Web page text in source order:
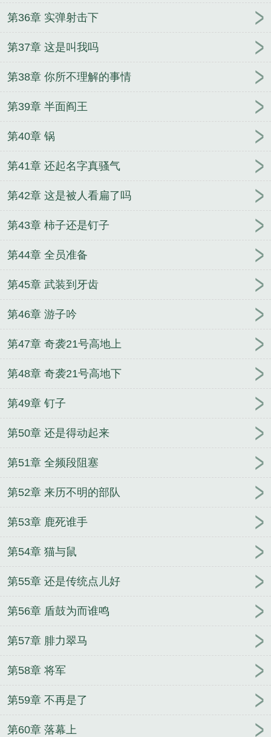
第36章 实弹射击下
第37章 这是叫我吗
第38章 你所不理解的事情
第39章 半面阎王
第40章 锅
第41章 还起名字真骚气
第42章 这是被人看扁了吗
第43章 柿子还是钉子
第44章 全员准备
第45章 武装到牙齿
第46章 游子吟
第47章 奇袭21号高地上
第48章 奇袭21号高地下
第49章 钉子
第50章 还是得动起来
第51章 全频段阻塞
第52章 来历不明的部队
第53章 鹿死谁手
第54章 猫与鼠
第55章 还是传统点儿好
第56章 盾鼓为而谁鸣
第57章 腓力翠马
第58章 将军
第59章 不再是了
第60章 落幕上